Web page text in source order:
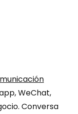
WeChat,
Conversa